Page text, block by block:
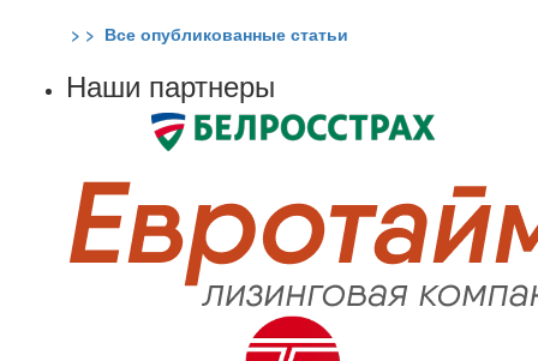
> > Все опубликованные статьи
Наши партнеры